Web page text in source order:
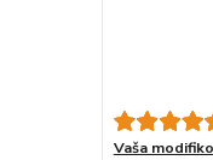
Vaša